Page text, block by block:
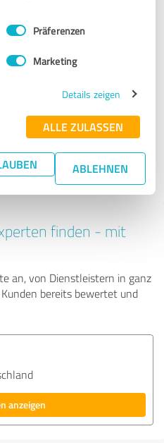
Präferenzen
Marketing
Details zeigen
ALLE ZULASSEN
ABLEHNEN
dem Bereich
finden - mit
an, von Dienstleistern in ganz
bereits bewertet und
anzeigen